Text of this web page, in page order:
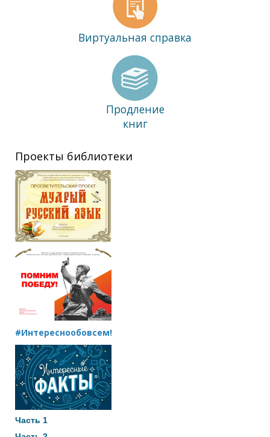
Виртуальная справка
Продление
книг
Проекты библиотеки
#Интереснообовсем!
Часть 1